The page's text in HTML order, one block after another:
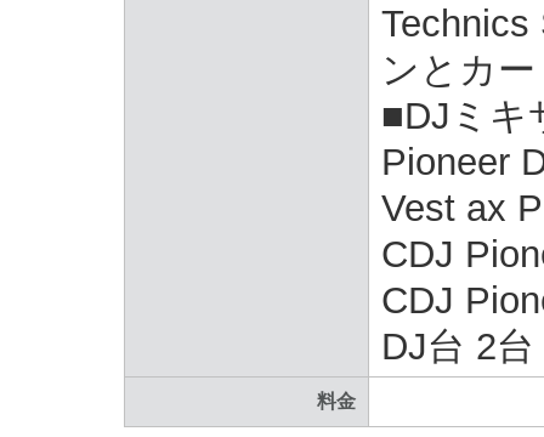
ンとカ
■DJミキ
Pioneer
Vest ax
CDJ
CDJ
DJ台 2台
料金